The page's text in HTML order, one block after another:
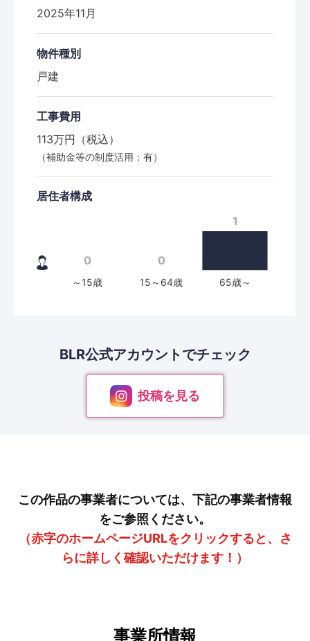
2025年11月
物件種別
戸建
工事費用
113万円（税込）
（補助金等の制度活用：有）
居住者構成
BLR公式アカウントでチェック
投稿を見る
この作品の事業者については、下記の事業者情報
をご参照ください。
（赤字のホームページURLをクリックすると、さ
らに詳しく確認いただけます！）
事業所情報